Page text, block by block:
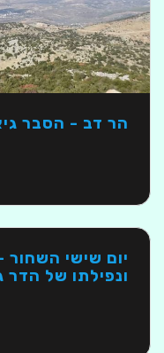
הר דב - הסבר
יום שישי
ונפילתו של הדר